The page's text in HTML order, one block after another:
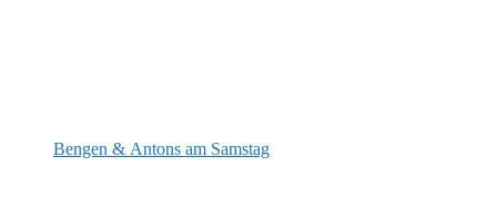
Bengen & Antons am Samstag